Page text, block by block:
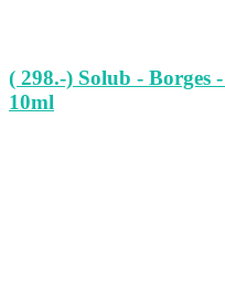
( 298.-) Solub - Borges
10ml